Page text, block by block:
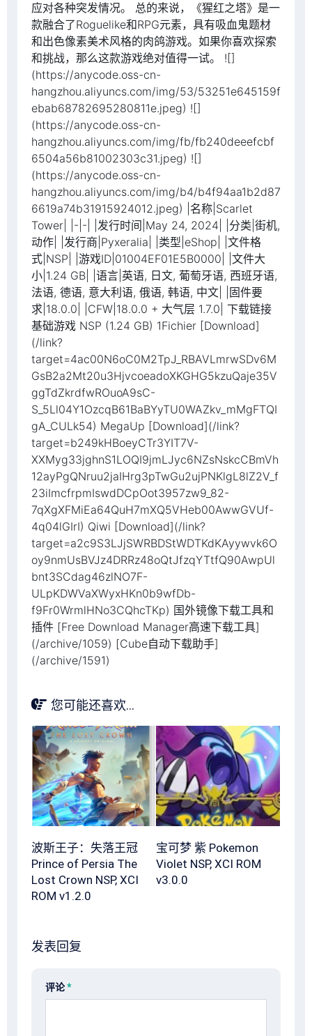
应对各种突发情况。 总的来说，《猩红之塔》是一
款融合了Roguelike和RPG元素，具有吸血鬼题材
和出色像素美术风格的肉鸽游戏。如果你喜欢探索
和挑战，那么这款游戏绝对值得一试。 ![]
(https://anycode.oss-cn-
hangzhou.aliyuncs.com/img/53/53251e645159f
ebab68782695280811e.jpeg) ![]
(https://anycode.oss-cn-
hangzhou.aliyuncs.com/img/fb/fb240deeefcbf
6504a56b81002303c31.jpeg) ![]
(https://anycode.oss-cn-
hangzhou.aliyuncs.com/img/b4/b4f94aa1b2d87
6619a74b31915924012.jpeg) |名称|Scarlet
Tower| |-|-| |发行时间|May 24, 2024| |分类|街机,
动作| |发行商|Pyxeralia| |类型|eShop| |文件格
式|NSP| |游戏ID|01004EF01E5B0000| |文件大
小|1.24 GB| |语言|英语, 日文, 葡萄牙语, 西班牙语,
法语, 德语, 意大利语, 俄语, 韩语, 中文| |固件要
求|18.0.0| |CFW|18.0.0 + 大气层 1.7.0| 下载链接
基础游戏 NSP (1.24 GB) 1Fichier [Download]
(/link?
target=4ac00N6oC0M2TpJ_RBAVLmrwSDv6M
GsB2a2Mt20u3HjvcoeadoXKGHG5kzuQaje35V
ggTdZkrdfwROuoA9sC-
S_5Ll04Y1OzcqB61BaBYyTU0WAZkv_mMgFTQI
gA_CULk54) MegaUp [Download](/link?
target=b249kHBoeyCTr3YIT7V-
XXMyg33jghnS1LOQI9jmLJyc6NZsNskcCBmVh
12ayPgQNruu2jaIHrg3pTwGu2ujPNKlgL8lZ2V_f
23iImcfrpmIswdDCpOot3957zw9_82-
7qXgXFMiEa64QuH7mXQ5VHeb00AwwGVUf-
4q04lGIrI) Qiwi [Download](/link?
target=a2c9S3LJjSWRBDStWDTKdKAyywvk6O
oy9nmUsBVJz4DRRz48oQtJfzqYTtfQ90AwpUl
bnt3SCdag46zlNO7F-
ULpKDWVaXWyxHKn0b9wfDb-
f9Fr0WrmlHNo3CQhcTKp) 国外镜像下载工具和
插件 [Free Download Manager高速下载工具]
(/archive/1059) [Cube自动下载助手]
(/archive/1591)
您可能还喜欢...
波斯王子：失落王冠
Prince of Persia The
Lost Crown NSP, XCI
ROM v1.2.0
宝可梦 紫 Pokemon
Violet NSP, XCI ROM
v3.0.0
发表回复
评论*